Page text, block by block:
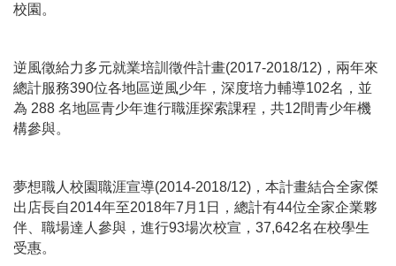
校園。
逆風徵給力多元就業培訓徵件計畫(2017-2018/12)，兩年來
總計服務390位各地區逆風少年，深度培力輔導102名，並
為 288 名地區青少年進行職涯探索課程，共12間青少年機
構參與。
夢想職人校園職涯宣導(2014-2018/12)，本計畫結合全家傑
出店長自2014年至2018年7月1日，總計有44位全家企業夥
伴、職場達人參與，進行93場次校宣，37,642名在校學生
受惠。